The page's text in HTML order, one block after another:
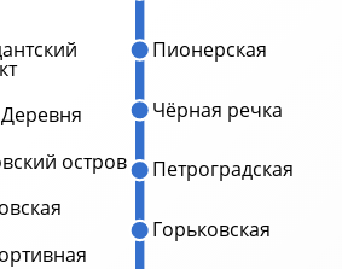
остров
Горьковская
Петроградская
Чёрная речка
Пионерская